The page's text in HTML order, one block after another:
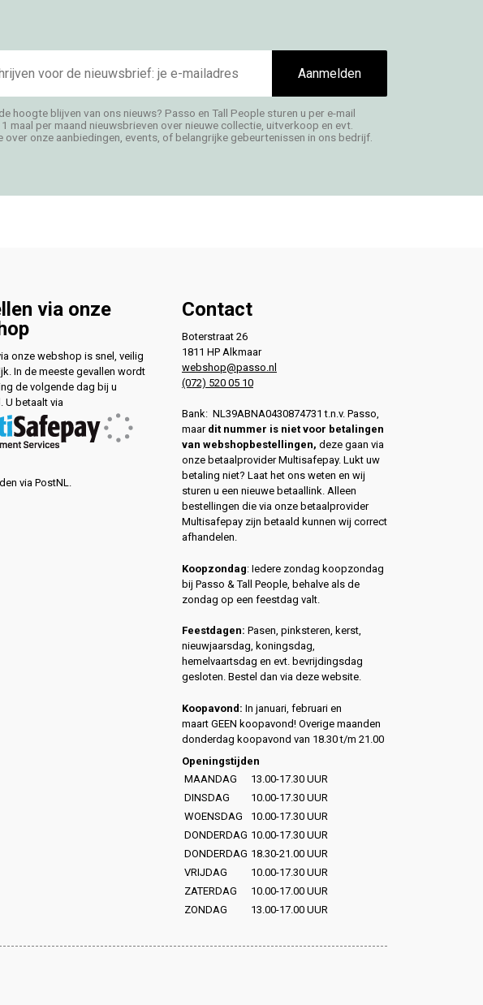
Aanmelden
hoogte blijven van ons nieuws? Passo en Tall People sturen u per e-mail
1 maal per maand nieuwsbrieven over nieuwe collectie, uitverkoop en evt.
over onze aanbiedingen, events, of belangrijke gebeurtenissen in ons bedrijf.
via onze
onze webshop is snel, veilig
In de meeste gevallen wordt
de volgende dag bij u
U betaalt via
via PostNL.
Contact
Boterstraat 26
1811 HP Alkmaar
webshop@passo.nl
(072) 520 05 10
Bank: NL39ABNA0430874731 t.n.v. Passo,
maardit nummer is niet voor betalingen
van webshopbestellingen, deze gaan via
onze betaalprovider Multisafepay. Lukt uw
betaling niet? Laat het ons weten en wij
sturen u een nieuwe betaallink. Alleen
bestellingen die via onze betaalprovider
Multisafepay zijn betaald kunnen wij correct
afhandelen.
Koopzondag: Iedere zondag koopzondag
bij Passo & Tall People, behalve als de
zondag op een feestdag valt.
Feestdagen: Pasen, pinksteren, kerst,
nieuwjaarsdag, koningsdag,
hemelvaartsdag en evt. bevrijdingsdag
gesloten. Bestel dan via deze website.
Koopavond: In januari, februari en
maart GEEN koopavond! Overige maanden
donderdag koopavond van 18.30 t/m 21.00
Openingstijden
MAANDAG
13.00-17.30 UUR
DINSDAG
10.00-17.30 UUR
WOENSDAG
10.00-17.30 UUR
DONDERDAG 10.00-17.30 UUR
DONDERDAG 18.30-21.00 UUR
VRIJDAG
10.00-17.30 UUR
ZATERDAG
10.00-17.00 UUR
ZONDAG
13.00-17.00 UUR